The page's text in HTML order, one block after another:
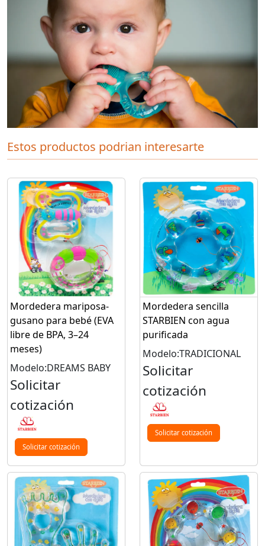
abastecimiento.
Estos productos podrian interesarte
Mordedera mariposa-
gusano para bebé (EVA
libre de BPA, 3–24
meses)
Modelo:DREAMS BABY
Solicitar
cotización
Solicitar cotización
Mordedera sencilla
STARBIEN con agua
purificada
Modelo:TRADICIONAL
Solicitar
cotización
Solicitar cotización